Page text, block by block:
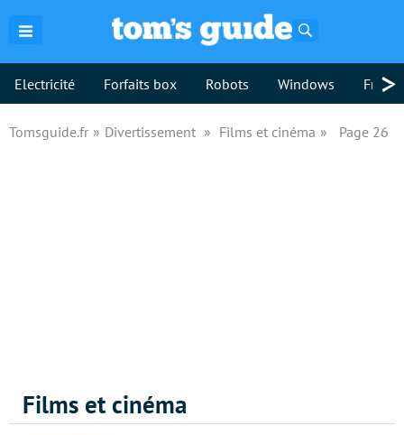
Electricité Forfaits box Robots Windows >
Tomsguide.fr Divertissement Films et cinéma Page 26
Films et cinéma